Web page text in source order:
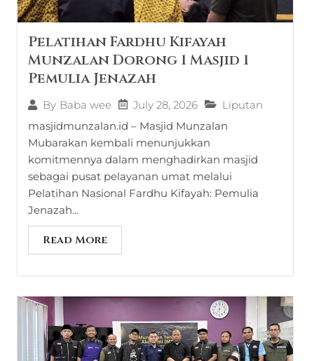
Pelatihan Fardhu Kifayah
Munzalan Dorong 1 Masjid 1
Pemulia Jenazah
By Baba wee July 28, 2026
Liputan
masjidmunzalan.id – Masjid Munzalan
Mubarakan kembali menunjukkan
komitmennya dalam menghadirkan masjid
sebagai pusat pelayanan umat melalui
Pelatihan Nasional Fardhu Kifayah: Pemulia
Jenazah...
Read More